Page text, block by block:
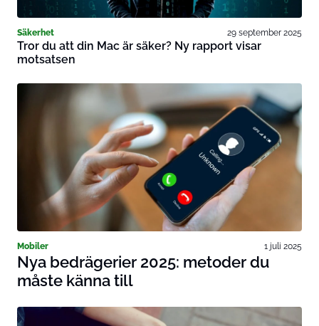
Säkerhet 29 september 2025
Tror du att din Mac är säker? Ny rapport visar
motsatsen
Mobiler 1 juli 2025
Nya bedrägerier 2025: metoder du
måste känna till